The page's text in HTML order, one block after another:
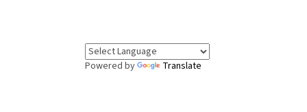
Powered by Translate